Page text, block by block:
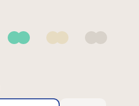
Green Linen Neutral